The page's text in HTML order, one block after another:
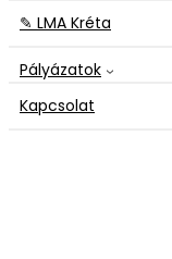
✎ LMA Kréta
Pályázatok
Kapcsolat